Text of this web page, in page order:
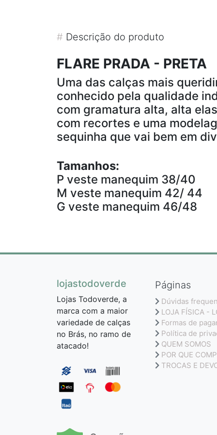
# Descrição do produto
FLARE PRADA - PRETA
Uma das calças mais
conhecido pela qualidade
com gramatura alta, alta
com recortes e uma
sequinha que vai bem em
Tamanhos:
P veste manequim 38/40
M veste manequim 42/ 44
G veste manequim 46/48
Páginas
Dúvidas
LOJA FÍSICA -
Formas de
Política de
QUEM SOMOS
POR QUE
TROCAS E
lojastodoverde
Lojas Todoverde, a
marca com a maior
variedade de calças
no Brás, no ramo de
atacado!